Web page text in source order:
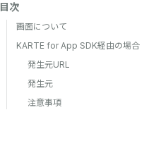
目次
画面について
KARTE for App SDK経由の場合
発生元URL
発生元
注意事項